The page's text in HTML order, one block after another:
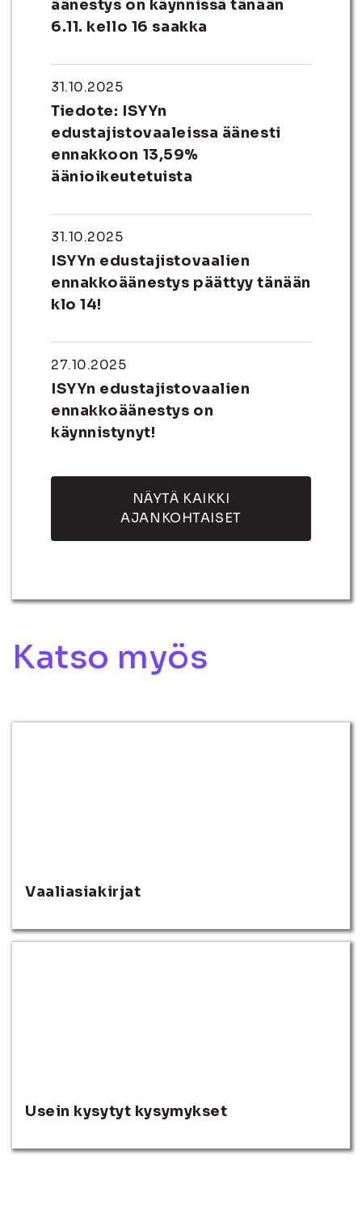
äänestys on käynnissä tänään
6.11. kello 16 saakka
31.10.2025
Tiedote: ISYYn
edustajistovaaleissa äänesti
ennakkoon 13,59%
äänioikeutetuista
31.10.2025
ISYYn edustajistovaalien
ennakkoäänestys päättyy tänään
klo 14!
27.10.2025
ISYYn edustajistovaalien
ennakkoäänestys on
käynnistynyt!
NÄYTÄ KAIKKI
AJANKOHTAISET
Katso myös
Vaaliasiakirjat
Usein kysytyt kysymykset